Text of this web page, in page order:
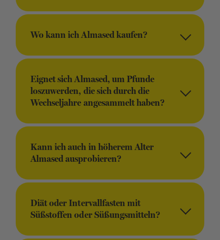
Wo kann ich Almased kaufen?
Eignet sich Almased, um Pfunde
loszuwerden, die sich durch die
Wechseljahre angesammelt haben?
Kann ich auch in höherem Alter
Almased ausprobieren?
Diät oder Intervallfasten mit
Süßstoffen oder Süßungsmitteln?